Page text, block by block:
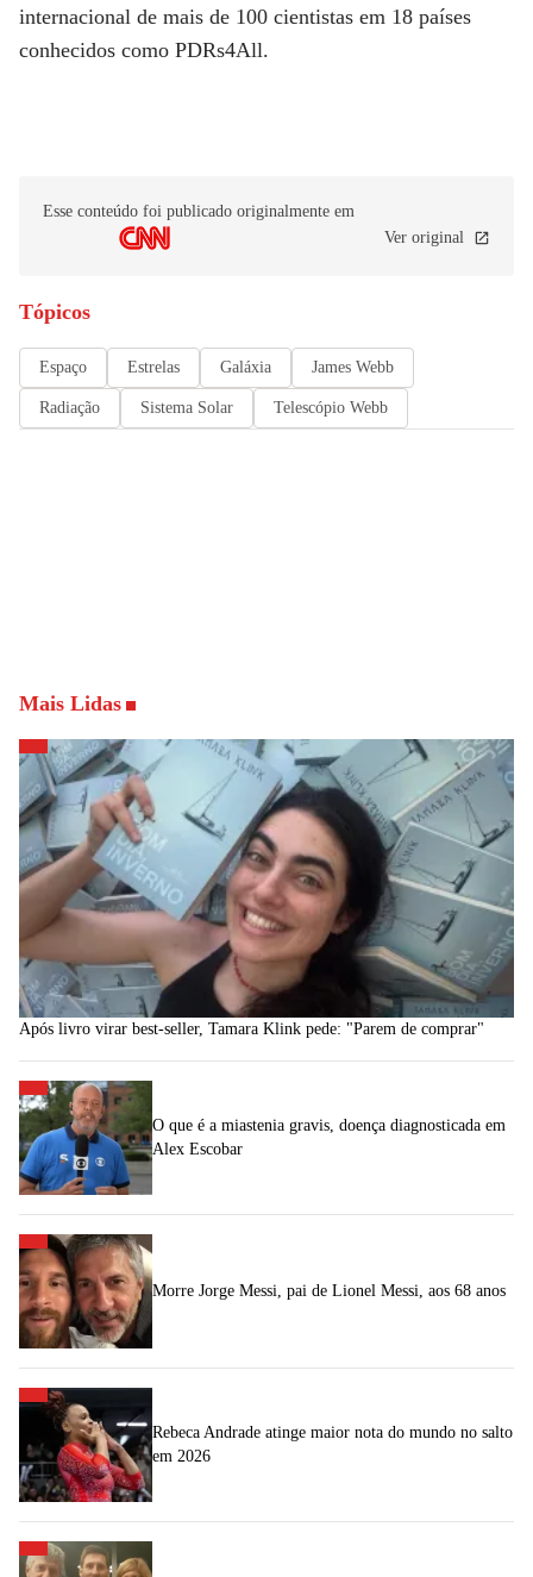
internacional de mais de 100 cientistas em 18 países
conhecidos como PDRs4All.
Esse conteúdo foi publicado originalmente em
Ver original
Tópicos
Espaço Estrelas Galáxia James Webb
Radiação Sistema Solar Telescópio Webb
Mais Lidas
Após livro virar best-seller, Tamara Klink pede: "Parem de comprar"
O que é a miastenia gravis, doença diagnosticada em
Alex Escobar
Morre Jorge Messi, pai de Lionel Messi, aos 68 anos
Rebeca Andrade atinge maior nota do mundo no salto
em 2026